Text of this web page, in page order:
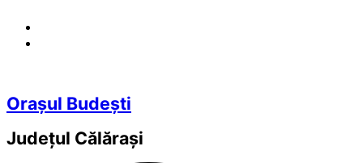
Orașul Budești
Județul Călărași